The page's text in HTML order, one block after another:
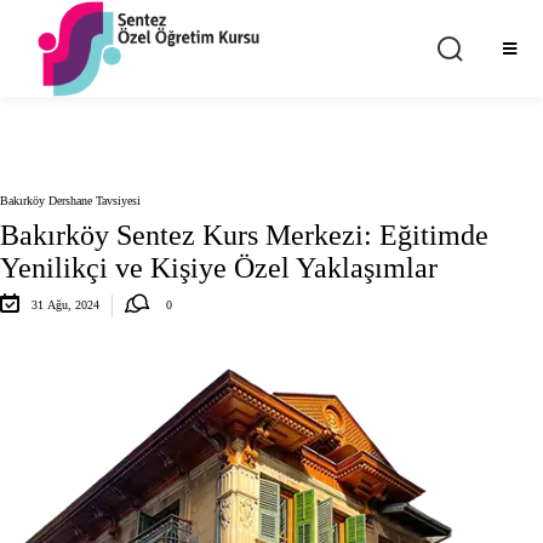
Sentez Butik Kurs
Merkezi
Kulübü
Bakırköy Dershane Tavsiyesi
Bakırköy Sentez Kurs Merkezi: Eğitimde
Yenilikçi ve Kişiye Özel Yaklaşımlar
31 Ağu, 2024 0